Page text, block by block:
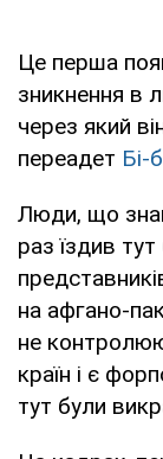
Це перша
зникнення в
через який
переадет Бі-
Люди, що
раз їздив
на афгано-
не
країн і є
тут були